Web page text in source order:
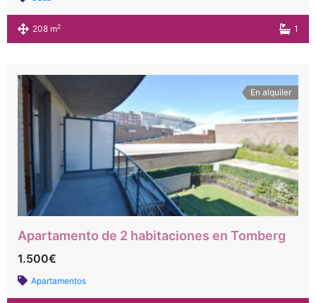
208 m2 1
En alquiler
1.500€
Apartamentos